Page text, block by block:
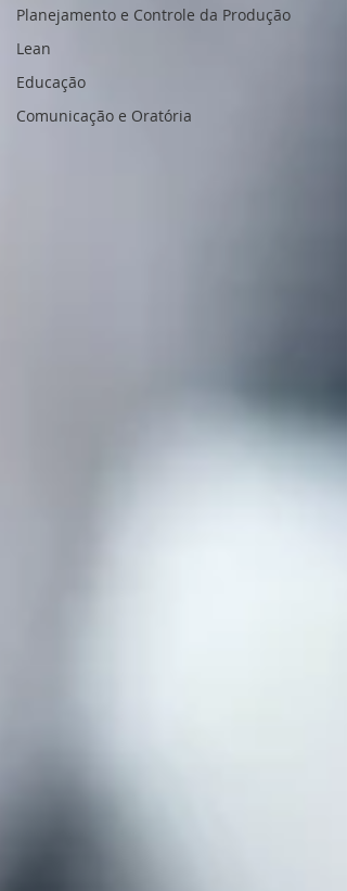
Planejamento e Controle da Produção
Lean
Educação
Comunicação e Oratória